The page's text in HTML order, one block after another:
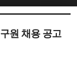
원 채용 공고
5